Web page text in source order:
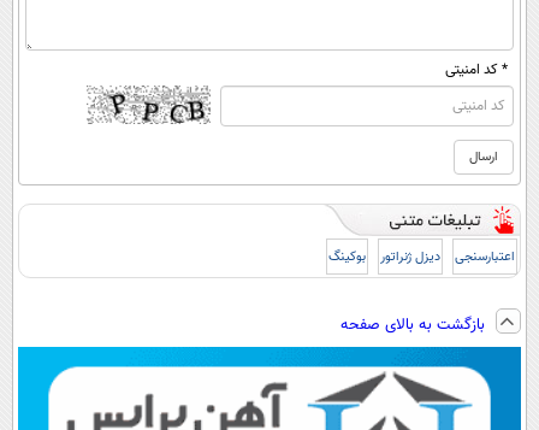
* کد امنیتی
اعتبارسنجی دیزل ژنراتور بوکینگ
بازگشت به بالای صفحه